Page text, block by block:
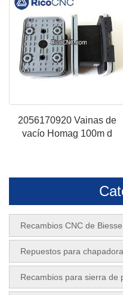
2056170920 Vainas de
vacío Homag 100m d
Recambios CNC de
Repuestos para
Recambios para sierra de